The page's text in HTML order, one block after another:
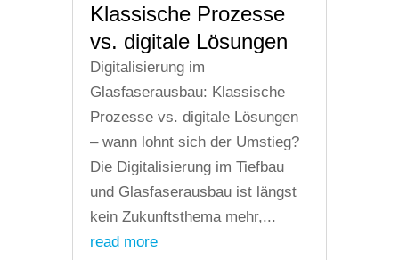
Klassische Prozesse
vs. digitale Lösungen
Digitalisierung im
Glasfaserausbau: Klassische
Prozesse vs. digitale Lösungen
– wann lohnt sich der Umstieg?
Die Digitalisierung im Tiefbau
und Glasfaserausbau ist längst
kein Zukunftsthema mehr,...
read more